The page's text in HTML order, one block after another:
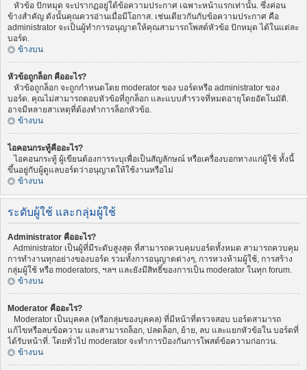
หัวข้อ ปักหมุด จะปรากฏอยู่ใต้ข้อความประกาศ เฉพาะหน้าแรกเท่านั้น. ซึ่งค่อน
ข้างสำคัญ ดังนั้นคุณควรอ่านเมื่อมีโอกาส. เช่นเดียวกันกับข้อความประกาศ คือ
administrator จะเป็นผู้ทำการอนุญาตให้คุณสามารถโพสต์หัวข้อ ปักหมุด ได้ในแต่ละ
บอร์ด.
ข้างบน
หัวข้อถูกล็อก คืออะไร?
หัวข้อถูกล็อก จะถูกกำหนดโดย moderator ของ บอร์ดหรือ administrator ของ
บอร์ด. คุณไม่สามารถตอบหัวข้อที่ถูกล็อก และแบบสำรวจที่หมดอายุโดยอัตโนมัติ.
อาจมีหลายสาเหตุที่ต้องทำการล็อกหัวข้อ.
ข้างบน
ไอคอนกระทู้คืออะไร?
ไอคอนกระทู้ ผู้เขียนต้องการระบุเพื่อเป็นสัญลักษณ์ หรือเครื่องบอกทางแก่ผู้ใช้ ทั้งนี้
ขึ้นอยู่กับผู้ดูแลบอร์ดว่าอนุญาตให้ใช้งานหรือไม่
ข้างบน
ระดับผู้ใช้ และกลุ่มผู้ใช้
Administrator คืออะไร?
Administrator เป็นผู้ที่มีระดับสูงสุด ที่สามารถควบคุมบอร์ดทั้งหมด สามารถควบคุม
การทำงานทุกอย่างของบอร์ด รวมทั้งการอนุญาตต่างๆ, การหวงห้ามผู้ใช้, การสร้าง
กลุ่มผู้ใช้ หรือ moderators, ฯลฯ และยังมีสิทธิ์ของการเป็น moderator ในทุก forum.
ข้างบน
Moderator คืออะไร?
Moderator เป็นบุคคล (หรือกลุ่มของบุคคล) ที่มีหน้าที่ตรวจสอบ บอร์ดสามารถ
แก้ไขหรือลบข้อความ และสามารถล็อก, ปลดล็อก, ย้าย, ลบ และแยกหัวข้อใน บอร์ดที่
ได้รับหน้าที่. โดยทั่วไป moderator จะทำการป้องกันการโพสต์ข้อความก่อกวน.
ข้างบน